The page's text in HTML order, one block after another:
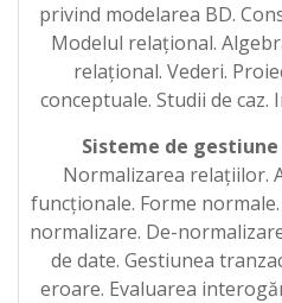
privind modelarea BD.
Modelul relațional.
relațional. Vederi.
conceptuale. Studii de caz.
Sisteme de
Normalizarea relațiilor.
funcționale. Forme
normalizare. De-
de date. Gestiunea
eroare. Evaluarea